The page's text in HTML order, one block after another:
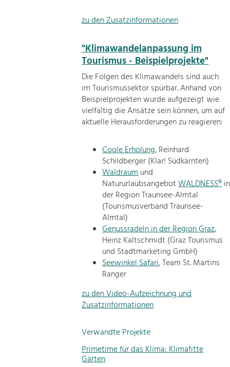
zu den Zusatzinformationen
"Klimawandelanpassung im
Tourismus - Beispielprojekte"
Die Folgen des Klimawandels sind auch
im Tourismussektor spürbar. Anhand von
Beispielprojekten wurde aufgezeigt wie
vielfältig die Ansätze sein können, um auf
aktuelle Herausforderungen zu reagieren:
Coole Erholung, Reinhard
Schildberger (Klar! Südkärnten)
Waldraumund
NatururlaubsangebotWALDNESS®in
der Region Traunsee-Almtal
(Tourismusverband Traunsee-
Almtal)
Genussradeln in der Region Graz,
Heinz Kaltschmidt (Graz Tourismus
und Stadtmarketing GmbH)
Seewinkel Safari, Team St. Martins
Ranger
zu den Video-Aufzeichnung und
Zusatzinformationen
Verwandte Projekte
Primetime für das Klima: Klimafitte
Gärten